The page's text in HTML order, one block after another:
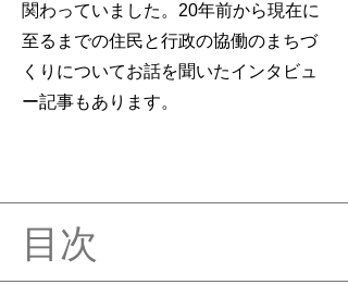
関わっていました。20年前から現在に
至るまでの住民と行政の協働のまちづ
くりについてお話を聞いたインタビュ
ー記事もあります。
目次